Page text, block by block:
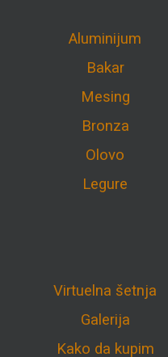
Aluminijum
Bakar
Mesing
Bronza
Olovo
Legure
Virtuelna šetnja
Galerija
Kako da kupim